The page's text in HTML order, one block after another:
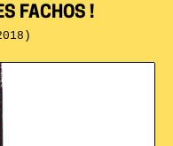
FACHOS !